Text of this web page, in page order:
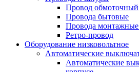
Провод обмоточный
Провода бытовые
Провода
Ретро-провод
Оборудование низковольтное
Автоматические
Автоматические